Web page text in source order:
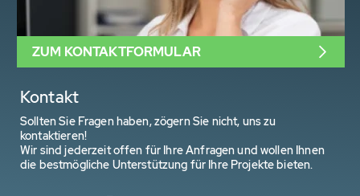
Kontakt
Sollten Sie Fragen haben, zögern Sie nicht, uns zu
kontaktieren!
Wir sind jederzeit offen für Ihre Anfragen und wollen Ihnen
die bestmögliche Unterstützung für Ihre Projekte bieten.
ZUM KONTAKTFORMULAR